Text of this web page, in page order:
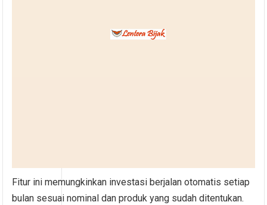
Fitur ini memungkinkan investasi berjalan otomatis setiap
bulan sesuai nominal dan produk yang sudah ditentukan.